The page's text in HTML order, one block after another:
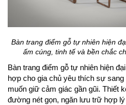
Bàn trang điểm gỗ tự nhiên hiện
ấm cúng, tinh tế và bền chắc
Bàn trang điểm gỗ tự nhiên hiện
hợp cho gia chủ yêu thích sự
muốn giữ cảm giác gần gũi. Thiết
đường nét gọn, ngăn lưu trữ hợp